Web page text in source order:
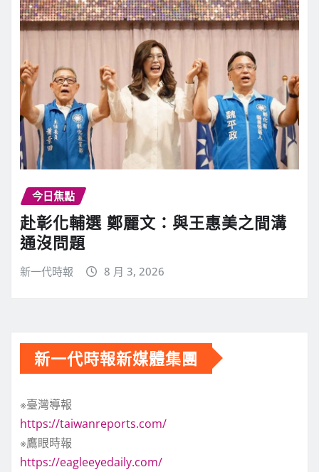
今日焦點
赴彰化輔選 鄭麗文：與王惠美之間溝
通沒問題
新一代時報 8 月 3, 2026
新一代時報新媒體集團
※臺灣導報
https://taiwanreports.com/
※鷹眼時報
https://eagleeyedaily.com/